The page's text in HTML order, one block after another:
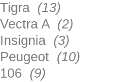
Tigra (13)
Vectra A (2)
Insignia (3)
Peugeot (10)
106 (9)